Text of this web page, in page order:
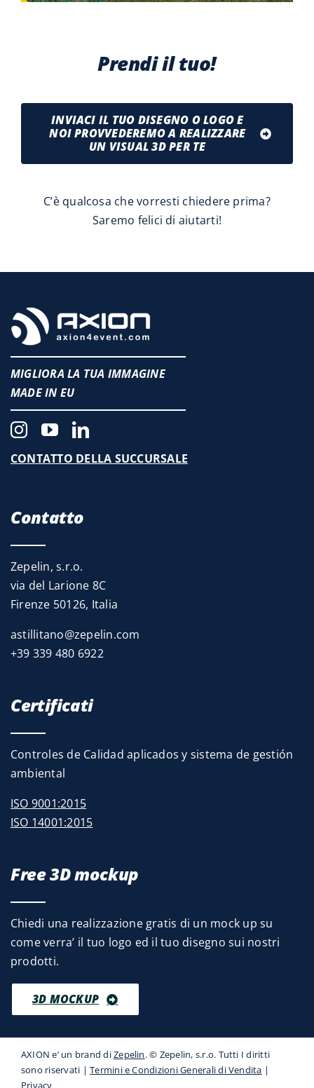
Prendi il tuo!
INVIACI IL TUO DISEGNO O LOGO E
NOI PROVVEDEREMO A REALIZZARE
UN VISUAL 3D PER TE
C’è qualcosa che vorresti chiedere prima?
Saremo felici di aiutarti!
MIGLIORA LA TUA IMMAGINE
MADE IN EU
CONTATTO DELLA SUCCURSALE
Contatto
Zepelin, s.r.o.
via del Larione 8C
Firenze 50126, Italia
astillitano@zepelin.com
+39 339 480 6922
Certificati
Controles de Calidad aplicados y sistema de gestión
ambiental
ISO 9001:2015
ISO 14001:2015
Free 3D mockup
Chiedi una realizzazione gratis di un mock up su
come verra’ il tuo logo ed il tuo disegno sui nostri
prodotti.
3D MOCKUP
AXION e’ un brand diZepelin. © Zepelin, s.r.o. Tutti I diritti
sono riservati |Termini e Condizioni Generali di Vendita |
Privacy